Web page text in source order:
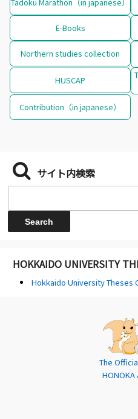
E-Books
Northern studies collection
HUSCAP
Contribution（in japanese）
サイト内検索
HOKKAIDO UNIVERSITY
Hokkaido University Theses
The
HONOKA